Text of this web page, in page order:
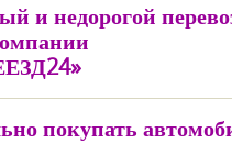
и недорогой
покупать